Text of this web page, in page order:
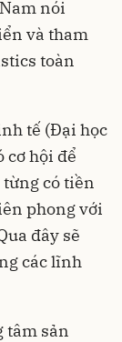
nói
và tham
toàn
tế (Đại học
cơ hội để
có tiền
phong với
đây sẽ
các lĩnh
tâm sản